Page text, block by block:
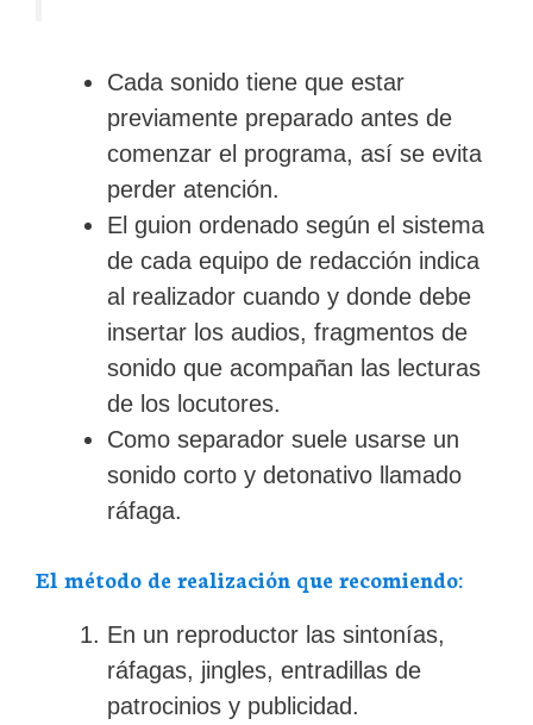
Cada sonido tiene que estar
previamente preparado antes de
comenzar el programa, así se evita
perder atención.
El guion ordenado según el sistema
de cada equipo de redacción indica
al realizador cuando y donde debe
insertar los audios, fragmentos de
sonido que acompañan las lecturas
de los locutores.
Como separador suele usarse un
sonido corto y detonativo llamado
ráfaga.
El método de realización que recomiendo:
En un reproductor las sintonías,
ráfagas, jingles, entradillas de
patrocinios y publicidad.